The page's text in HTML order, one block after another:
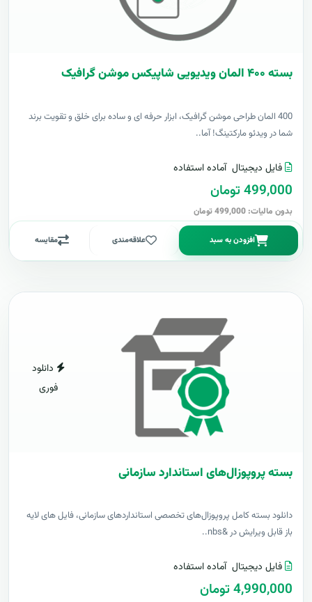
بسته ۴۰۰ المان ویدیویی شاپیکس موشن گرافیک
400 المان طراحی موشن گرافیک، ابزار حرفه ای و ساده برای خلق و تقویت برند
شما در ویدئو مارکتینگ! آما..
فایل دیجیتال آماده استفاده
499,000 تومان
بدون مالیات: 499,000 تومان
افزودن به سبد علاقه‌مندی مقایسه
دانلود
فوری
بسته پروپوزال‌های استاندارد سازمانی
دانلود بسته کامل پروپوزال‌های تخصصی استانداردهای سازمانی، فایل های لایه
باز قابل ویرایش در &nbs..
فایل دیجیتال آماده استفاده
4,990,000 تومان